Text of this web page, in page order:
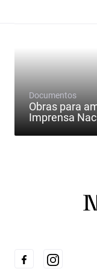
Documentos
Obras para
Imprensa